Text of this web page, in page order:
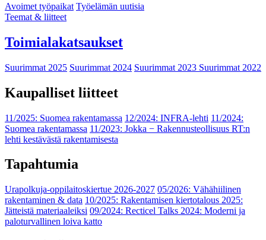
Avoimet työpaikat Työelämän uutisia
Teemat & liitteet
Toimialakatsaukset
Suurimmat 2025 Suurimmat 2024 Suurimmat 2023 Suurimmat 2022
Kaupalliset liitteet
11/2025: Suomea rakentamassa 12/2024: INFRA-lehti 11/2024:
Suomea rakentamassa 11/2023: Jokka − Rakennusteollisuus RT:n
lehti kestävästä rakentamisesta
Tapahtumia
Urapolkuja-oppilaitoskiertue 2026-2027 05/2026: Vähähiilinen
rakentaminen & data 10/2025: Rakentamisen kiertotalous 2025:
Jätteistä materiaaleiksi 09/2024: Recticel Talks 2024: Moderni ja
paloturvallinen loiva katto